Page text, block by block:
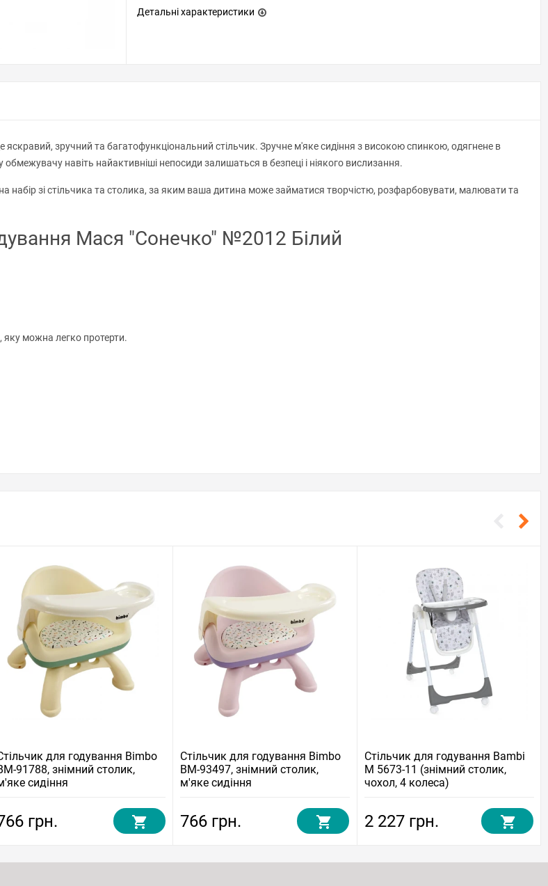
Детальні характеристики
зручний та багатофункціональний стільчик. Зручне м'яке сидіння з високою спинкою, одягнене в
навіть найактивніші непосиди залишаться в безпеці і ніякого вислизання.
набір зі стільчика та столика, за яким ваша дитина може займатися творчістю, розфарбовувати, малювати та
Мася "Сонечко" №2012 Білий
яку можна легко протерти.
для годування Bimbo
91788, знімний столик,
сидіння
грн.
Стільчик для годування Bimbo
BM-93497, знімний столик,
м'яке сидіння
766 грн.
Стільчик для годування Bambi
M 5673-11 (знімний столик,
чохол, 4 колеса)
2 227 грн.